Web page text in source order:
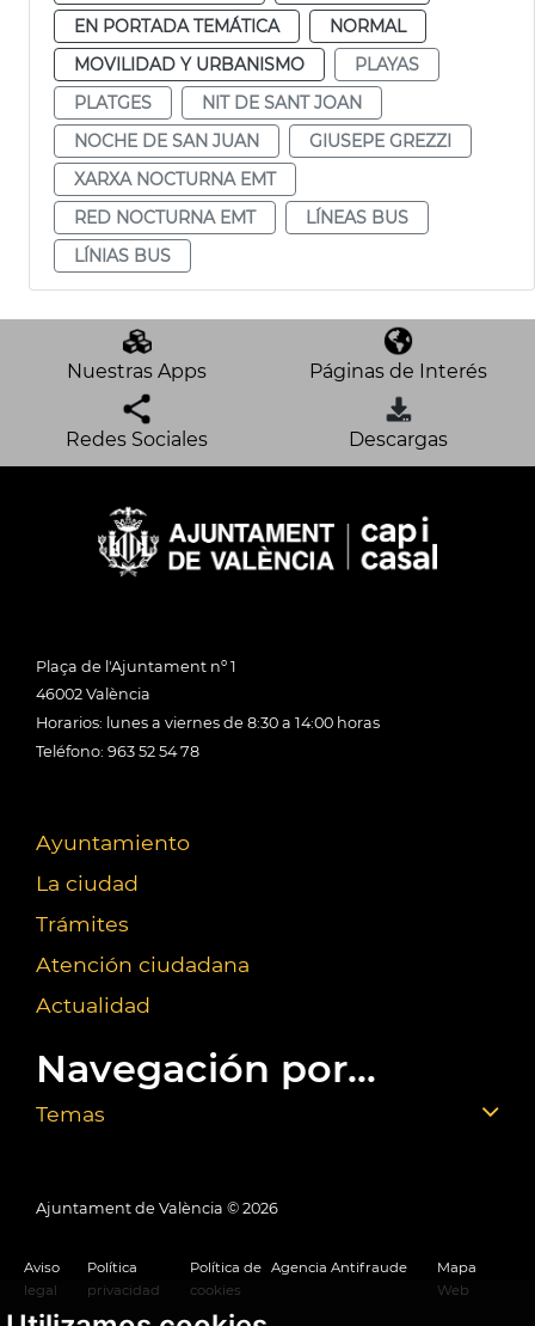
EN PORTADA TEMÁTICA
NORMAL
MOVILIDAD Y URBANISMO
PLAYAS
PLATGES
NIT DE SANT JOAN
NOCHE DE SAN JUAN
GIUSEPE GREZZI
XARXA NOCTURNA EMT
RED NOCTURNA EMT
LÍNEAS BUS
LÍNIAS BUS
Nuestras Apps Páginas de Interés
Redes Sociales Descargas
Plaça de l'Ajuntament nº 1
46002 València
Horarios: lunes a viernes de 8:30 a 14:00 horas
Teléfono: 963 52 54 78
Ayuntamiento
La ciudad
Trámites
Atención ciudadana
Actualidad
Navegación por...
Temas
Ajuntament de València © 2026
Aviso
legal
Política
privacidad
Política de
cookies
Agencia Antifraude
Mapa
Web